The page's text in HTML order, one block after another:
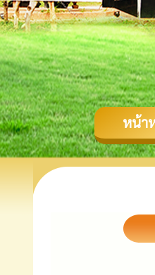
หน้า